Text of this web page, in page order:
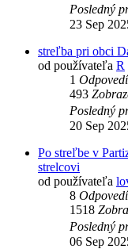
Posledný
23 Sep
streľba pri obci
od používateľa R
1 Odpovedí
493
Posledný
20 Sep
Po streľbe v
strelcovi
od používateľa
8 Odpovedí
1518
Posledný
06 Sep